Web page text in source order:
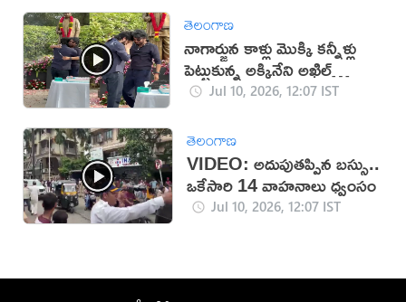
తెలంగాణ
నాగార్జున కాళ్లు మొక్కి కన్నీళ్లు
పెట్టుకున్న అక్కినేని అఖిల్
(వీడియో)
Jul 10, 2026, 12:07 IST
తెలంగాణ
VIDEO: అదుపుతప్పిన బస్సు..
ఒకేసారి 14 వాహనాలు ధ్వంసం
Jul 10, 2026, 12:07 IST